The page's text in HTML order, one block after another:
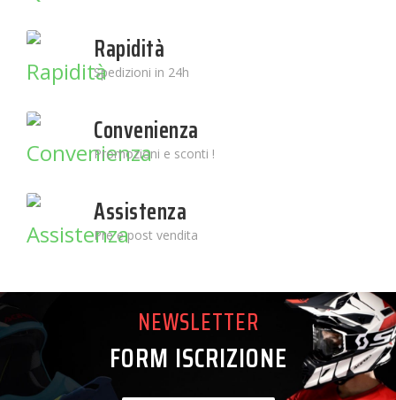
Rapidità
Spedizioni in 24h
Convenienza
Promozioni e sconti !
Assistenza
Pre e post vendita
NEWSLETTER
FORM ISCRIZIONE